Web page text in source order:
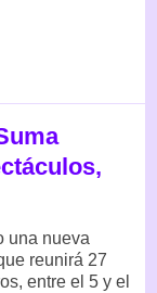
una nueva
reunirá 27
entre el 5 y el